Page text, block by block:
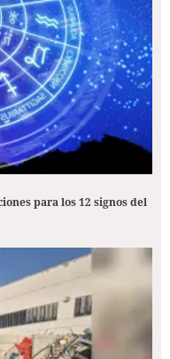
para los 12 signos del